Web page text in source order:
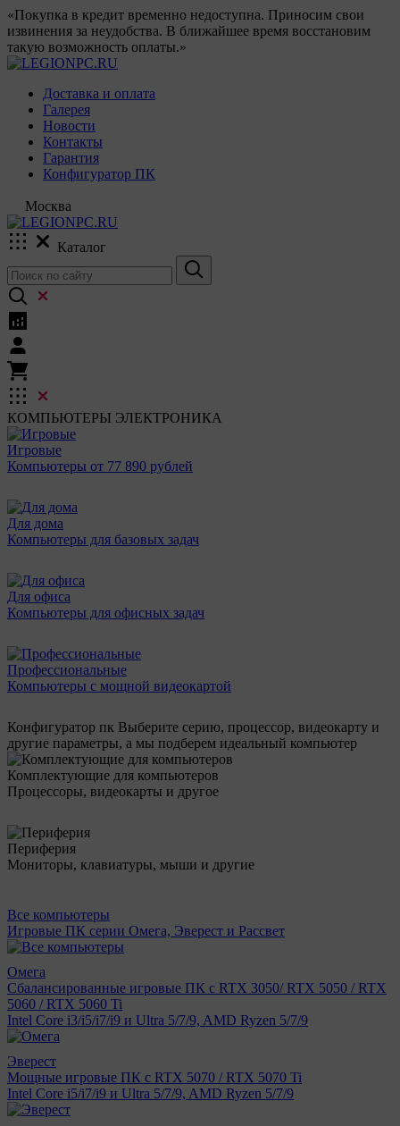
«Покупка в кредит временно недоступна. Приносим свои
извинения за неудобства. В ближайшее время восстановим
такую возможность оплаты.»
Доставка и оплата
Галерея
Новости
Контакты
Гарантия
Конфигуратор ПК
Москва
Каталог
КОМПЬЮТЕРЫ ЭЛЕКТРОНИКА
Игровые
Компьютеры от 77 890 рублей
Для дома
Компьютеры для базовых задач
Для офиса
Компьютеры для офисных задач
Профессиональные
Компьютеры с мощной видеокартой
Конфигуратор пк Выберите серию, процессор, видеокарту и
другие параметры, а мы подберем идеальный компьютер
Комплектующие для компьютеров
Процессоры, видеокарты и другое
Периферия
Мониторы, клавиатуры, мыши и другие
Все компьютеры
Игровые ПК серии Омега, Эверест и Рассвет
Омега
Сбалансированные игровые ПК с RTX 3050/ RTX 5050 / RTX
5060 / RTX 5060 Ti
Intel Core i3/i5/i7/i9 и Ultra 5/7/9, AMD Ryzen 5/7/9
Эверест
Мощные игровые ПК с RTX 5070 / RTX 5070 Ti
Intel Core i5/i7/i9 и Ultra 5/7/9, AMD Ryzen 5/7/9